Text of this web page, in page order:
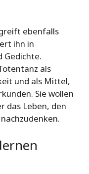
ebenfalls
ihn in
Gedichte.
als
und als Mittel,
Sie wollen
das Leben, den